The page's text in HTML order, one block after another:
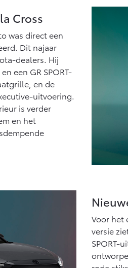
Cross
was direct een
Dit najaar
dealers. Hij
een GR SPORT-
en de
uitvoering.
is verder
en het
Voor het
versie
SPORT-